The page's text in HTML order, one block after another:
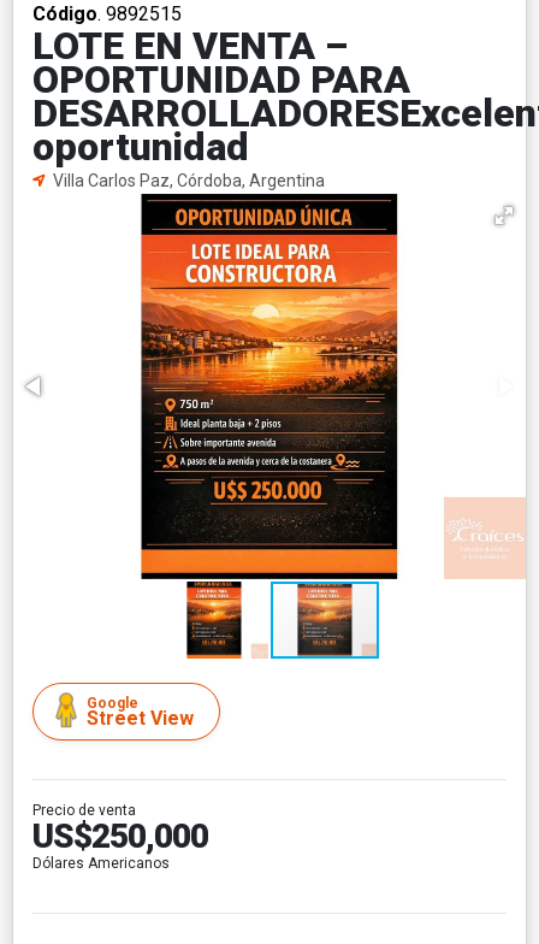
Código. 9892515
LOTE EN VENTA –
OPORTUNIDAD PARA
oportunidad
Villa Carlos Paz, Córdoba, Argentina
Google
Street View
Precio de venta
US$250,000
Dólares Americanos